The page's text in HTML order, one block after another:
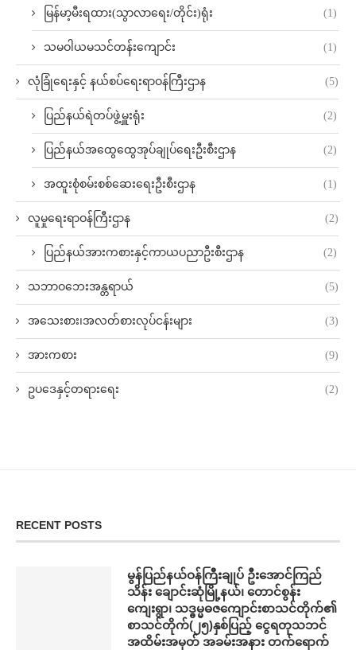
မြန်မာ့မီးရထား(သွာလာရေး/တိုင်း)ရုံး (1)
သမဝါယမသင်တန်းကျောင်း (1)
လုံခြုံရေးနှင့် နယ်စပ်ရေးရာဝန်ကြီးဌာန (5)
ပြည်နယ်ရဲတပ်ဖွဲ့မှူးရုံး (2)
ပြည်နယ်အထွေထွေအုပ်ချုပ်ရေးဦးစီးဌာန (2)
အထူးစုံစမ်းစစ်ဆေးရေးဦးစီးဌာန (1)
လူမှုရေးရာဝန်ကြီးဌာန (2)
ပြည်နယ်အားကစားနှင့်ကာယပညာဦးစီးဌာန (2)
သဘာဝဘေးအန္တရာယ် (5)
အသေးစား၊အလတ်စားလုပ်ငန်းများ (3)
အားကစား (9)
ဥပဒေနှင့်တရားရေး (2)
RECENT POSTS
မွန်ပြည်နယ်ဝန်ကြီးချုပ် ဦးအောင်ကြည်
သိန်း ချောင်းဆုံမြို့နယ်၊ တောင်စွန်း
ကျေးရွာ၊ သဒ္ဓမ္မဓဇကျောင်းစာသင်တိုက်၏
စာသင်တိုက်(၂၅)နှစ်ပြည့် ငွေရတုသဘင်
အထိမ်းအမှတ် အခမ်းအနား တက်​ရောက်